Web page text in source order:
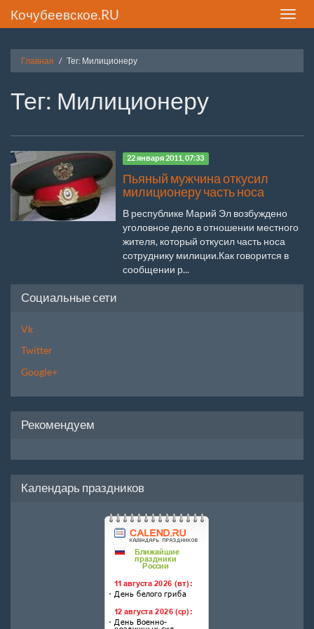
Toggle
Кочубеевское.RU
Главная Тег: Милиционеру
Тег: Милиционеру
22 января 2011, 07:33
Пьяный мужчина откусил
милиционеру часть носа
В республике Марий Эл возбуждено
уголовное дело в отношении местного
жителя, который откусил часть носа
сотруднику милиции.Как говорится в
сообщении р...
Социальные сети
Vk
Twitter
Google+
Рекомендуем
Календарь праздников